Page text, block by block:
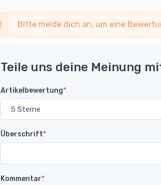
Bitte melde dich an, um eine
Teile uns deine Meinung
Artikelbewertung*
Überschrift*
Kommentar*